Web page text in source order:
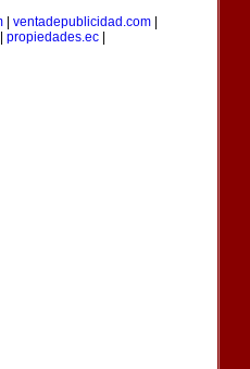
| ventadepublicidad.com|
propiedades.ec